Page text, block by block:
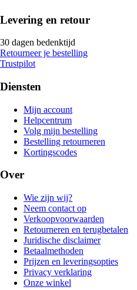
Levering en retour
30 dagen bedenktijd
Retourneer je bestelling
Trustpilot
Diensten
Mijn account
Helpcentrum
Volg mijn bestelling
Bestelling retourneren
Kortingscodes
Over
Wie zijn wij?
Neem contact op
Verkoopvoorwaarden
Retourneren en terugbetalen
Juridische disclaimer
Betaalmethoden
Prijzen en leveringsopties
Privacy verklaring
Onze winkel